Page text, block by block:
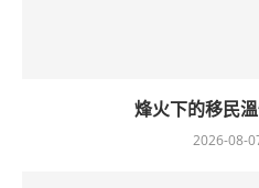
烽火下的移民
2026-08-